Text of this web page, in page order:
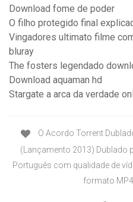
Download fome de poder
O filho protegido final
Vingadores ultimato filme
bluray
The fosters legendado
Download aquaman hd
Stargate a arca da verdade
O Acordo Torrent
(Lançamento 2013) Dublado
Português com qualidade de
formato MP4